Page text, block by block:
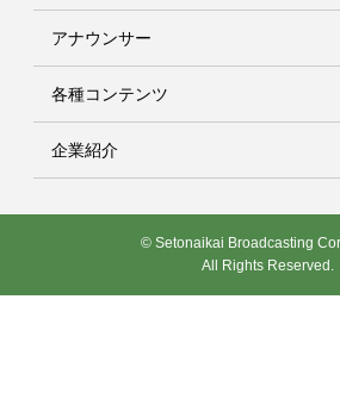
アナウンサー
各種コンテンツ
企業紹介
© Setonaikai Broadcasting
All Rights Reserved.